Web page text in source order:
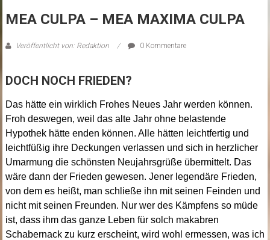
MEA CULPA – MEA MAXIMA CULPA
Veröffentlicht von: Redaktion 0 Kommentare
DOCH NOCH FRIEDEN?
Das hätte ein wirklich Frohes Neues Jahr werden können.
Froh deswegen, weil das alte Jahr ohne belastende
Hypothek hätte enden können. Alle hätten leichtfertig und
leichtfüßig ihre Deckungen verlassen und sich in herzlicher
Umarmung die schönsten Neujahrsgrüße übermittelt. Das
wäre dann der Frieden gewesen. Jener legendäre Frieden,
von dem es heißt, man schließe ihn mit seinen Feinden und
nicht mit seinen Freunden. Nur wer des Kämpfens so müde
ist, dass ihm das ganze Leben für solch makabren
Schabernack zu kurz erscheint, wird wohl ermessen, was ich